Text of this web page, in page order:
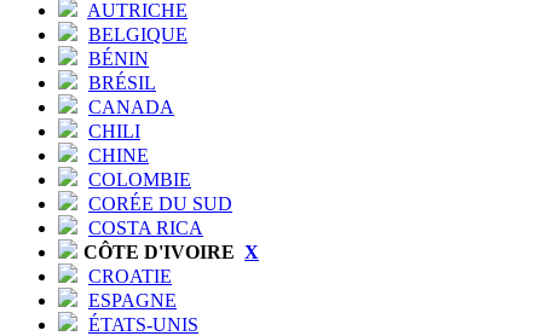
AUTRICHE
BELGIQUE
BÉNIN
BRÉSIL
CANADA
CHILI
CHINE
COLOMBIE
CORÉE DU SUD
COSTA RICA
CÔTE D'IVOIRE X
CROATIE
ESPAGNE
ÉTATS-UNIS